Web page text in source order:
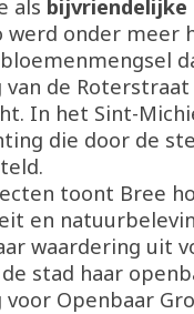
als bijvriendelijke
werd onder meer
de Roterstraat
In het Sint-
die door de
toont Bree
en
waardering uit
stad haar
Openbaar